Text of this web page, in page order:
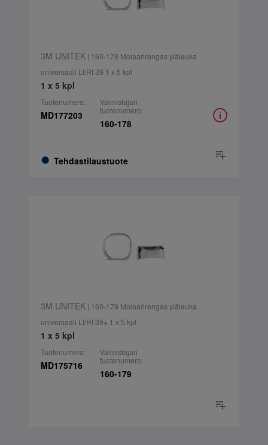
3M UNITEK| 160-178 Molaarirengas yläleuka
universaali Lt/Rt 39 1 x 5 kpl
1 x 5 kpl
Tuotenumero:
MD177203
Tehdastilaustuote
Valmistajan
tuotenumero:
160-178
3M UNITEK| 160-179 Molaarirengas yläleuka
universaali Lt/Rt 39+ 1 x 5 kpl
1 x 5 kpl
Tuotenumero:
MD175716
Valmistajan
tuotenumero:
160-179